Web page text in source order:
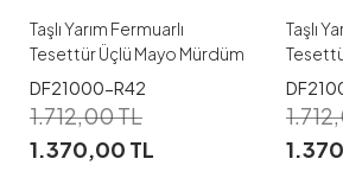
Taşlı Yarım Fermuarlı
Tesettür Üçlü Mayo Mürdüm
DF21000-R42
1.712,00TL
1.370,00 TL
Taşlı
38 40 42
48
50
38